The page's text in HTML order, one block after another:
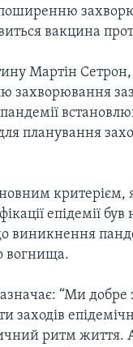
вакцина
Мартін Сетрон,
захворювання
планування
критерієм,
епідемії був
виникнення
вогнища.
“Ми добре
заходів
ритм життя.